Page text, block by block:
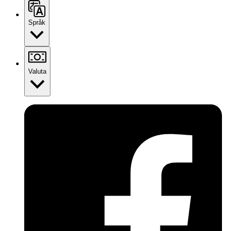
Språk
Valuta